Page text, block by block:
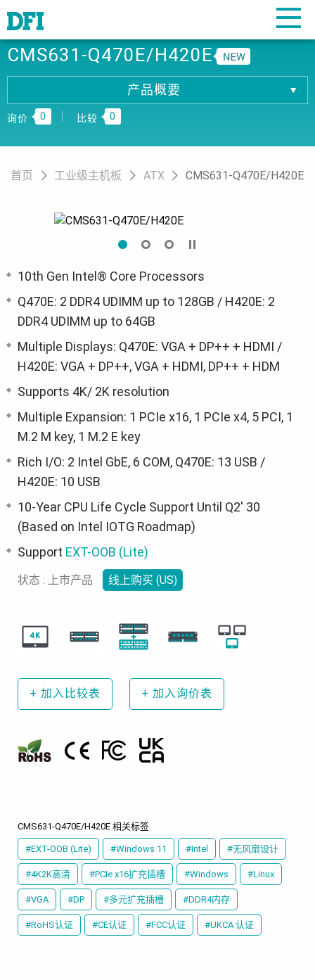
CMS631-Q470E/H420E
产品概要
产品概要
相關下载
订购资讯
询价 0 比较 0
首页 工业级主机板 ATX CMS631-Q470E/H420E
10th Gen Intel® Core Processors
Q470E: 2 DDR4 UDIMM up to 128GB / H420E: 2
DDR4 UDIMM up to 64GB
Multiple Displays: Q470E: VGA + DP++ + HDMI /
H420E: VGA + DP++, VGA + HDMI, DP++ + HDM
Supports 4K/ 2K resolution
Multiple Expansion: 1 PCIe x16, 1 PCIe x4, 5 PCI, 1
M.2 M key, 1 M.2 E key
Rich I/O: 2 Intel GbE, 6 COM, Q470E: 13 USB /
H420E: 10 USB
10-Year CPU Life Cycle Support Until Q2' 30
(Based on Intel IOTG Roadmap)
Support EXT-OOB (Lite)
状态 : 上市产品 线上购买 (US)
+ 加入比较表 + 加入询价表
CMS631-Q470E/H420E 相关标签
#EXT-OOB (Lite) #Windows 11 #Intel #无风扇设计
#4K2K高清 #PCIe x16扩充插槽 #Windows #Linux
#VGA #DP #多元扩充插槽 #DDR4内存
#RoHS认证 #CE认证 #FCC认证 #UKCA 认证